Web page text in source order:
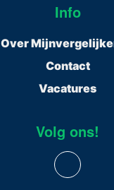
Info
Over
Contact
Vacatures
Volg ons!